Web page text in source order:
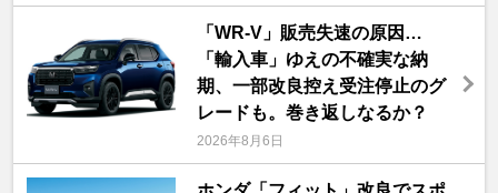
「WR-V」販売失速の原因…
「輸入車」ゆえの不確実な納
期、一部改良控え受注停止のグ
レードも。巻き返しなるか？
2026年8月6日